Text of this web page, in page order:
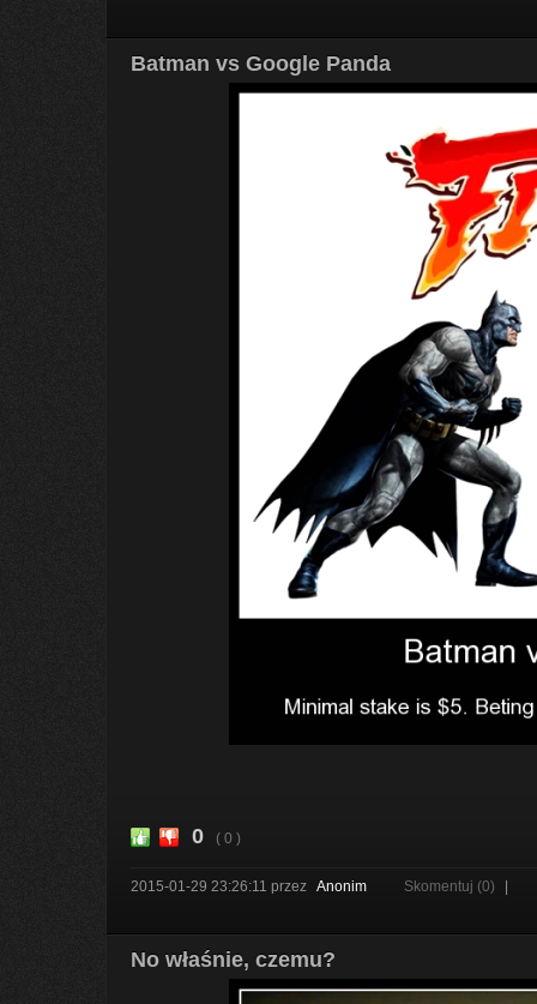
Batman vs Google Panda
0 ( 0 )
2015-01-29 23:26:11 przez Anonim Skomentuj (0)
No właśnie, czemu?